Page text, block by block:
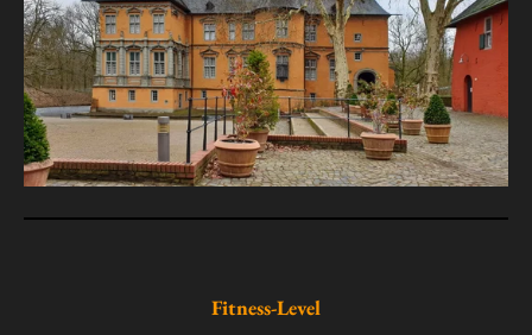
Fitness-Level